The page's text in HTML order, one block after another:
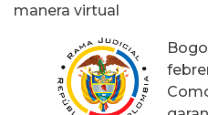
manera virtual